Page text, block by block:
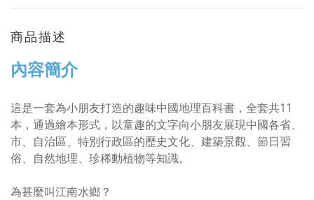
商品描述
內容簡介
這是一套為小朋友打造的趣味中國地理百科書，全套共11
本，通過繪本形式，以童趣的文字向小朋友展現中國各省、
市、自治區、特別行政區的歷史文化、建築景觀、節日習
俗、自然地理、珍稀動植物等知識。
為甚麼叫江南水鄉？